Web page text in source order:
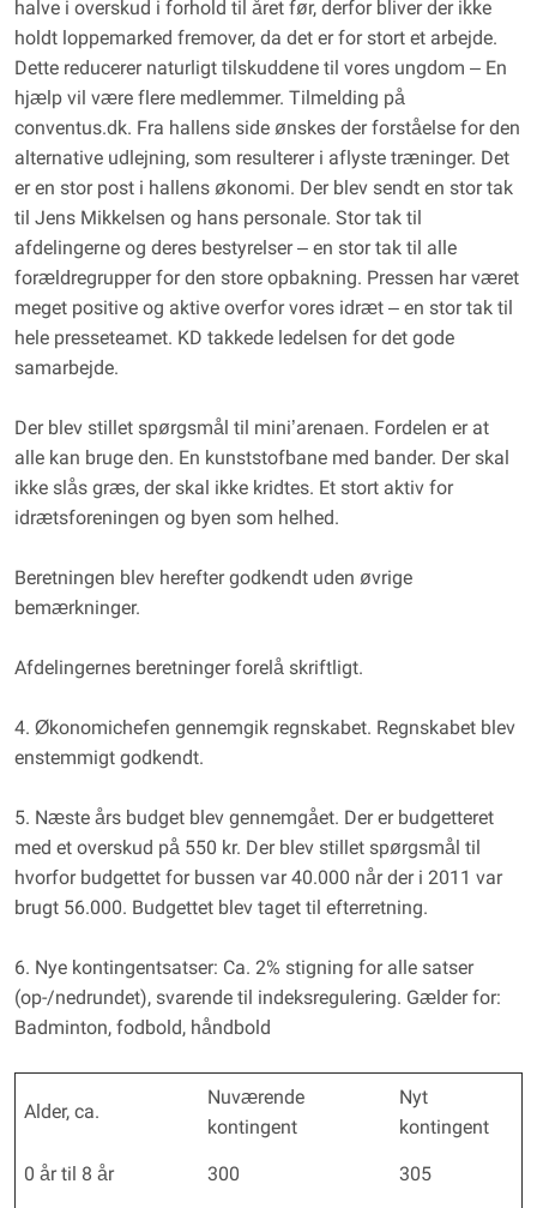
halve i overskud i forhold til året før, derfor bliver der ikke
holdt loppemarked fremover, da det er for stort et arbejde.
Dette reducerer naturligt tilskuddene til vores ungdom – En
hjælp vil være flere medlemmer. Tilmelding på
conventus.dk. Fra hallens side ønskes der forståelse for den
alternative udlejning, som resulterer i aflyste træninger. Det
er en stor post i hallens økonomi. Der blev sendt en stor tak
til Jens Mikkelsen og hans personale. Stor tak til
afdelingerne og deres bestyrelser – en stor tak til alle
forældregrupper for den store opbakning. Pressen har været
meget positive og aktive overfor vores idræt – en stor tak til
hele presseteamet. KD takkede ledelsen for det gode
samarbejde.
Der blev stillet spørgsmål til mini’arenaen. Fordelen er at
alle kan bruge den. En kunststofbane med bander. Der skal
ikke slås græs, der skal ikke kridtes. Et stort aktiv for
idrætsforeningen og byen som helhed.
Beretningen blev herefter godkendt uden øvrige
bemærkninger.
Afdelingernes beretninger forelå skriftligt.
4. Økonomichefen gennemgik regnskabet. Regnskabet blev
enstemmigt godkendt.
5. Næste års budget blev gennemgået. Der er budgetteret
med et overskud på 550 kr. Der blev stillet spørgsmål til
hvorfor budgettet for bussen var 40.000 når der i 2011 var
brugt 56.000. Budgettet blev taget til efterretning.
6. Nye kontingentsatser: Ca. 2% stigning for alle satser
(op-/nedrundet), svarende til indeksregulering. Gælder for:
Badminton, fodbold, håndbold
Alder, ca.
Nuværende
kontingent
Nyt
kontingent
0 år til 8 år 300 305